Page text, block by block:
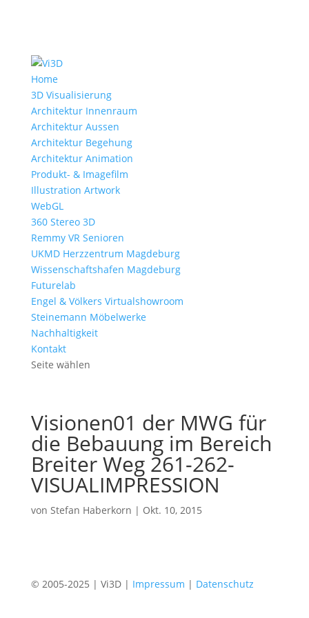
Home
3D Visualisierung
Architektur Innenraum
Architektur Aussen
Architektur Begehung
Architektur Animation
Produkt- & Imagefilm
Illustration Artwork
WebGL
360 Stereo 3D
Remmy VR Senioren
UKMD Herzzentrum Magdeburg
Wissenschaftshafen Magdeburg
Futurelab
Engel & Völkers Virtualshowroom
Steinemann Möbelwerke
Nachhaltigkeit
Kontakt
Seite wählen
Visionen01 der MWG für
die Bebauung im Bereich
Breiter Weg 261-262-
VISUALIMPRESSION
von Stefan Haberkorn | Okt. 10, 2015
© 2005-2025 | Vi3D | Impressum | Datenschutz